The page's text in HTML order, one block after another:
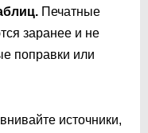
Печатные
заранее и не
поправки или
источники,